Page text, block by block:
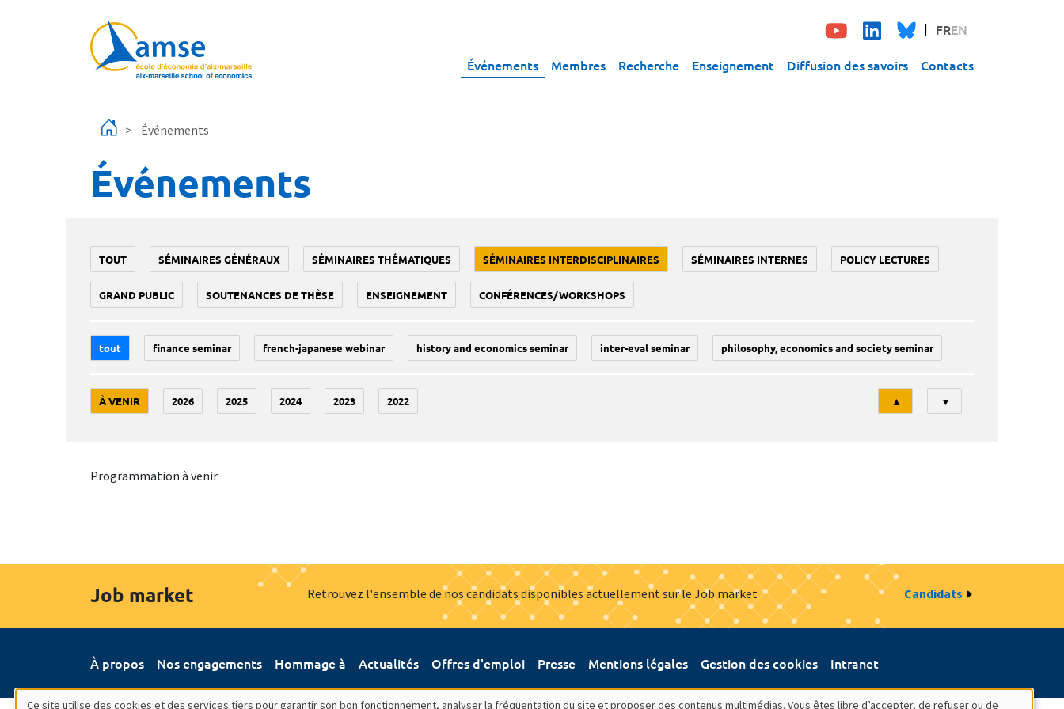
FREN
Événements Membres Recherche Enseignement Diffusion des savoirs Contacts
Événements
Événements
TOUT SÉMINAIRES GÉNÉRAUX SÉMINAIRES THÉMATIQUES SÉMINAIRES INTERDISCIPLINAIRES SÉMINAIRES INTERNES POLICY LECTURES
GRAND PUBLIC SOUTENANCES DE THÈSE ENSEIGNEMENT CONFÉRENCES/WORKSHOPS
tout finance seminar french-japanese webinar history and economics seminar inter-eval seminar philosophy, economics and society seminar
À VENIR 2026 2025 2024 2023 2022
Tri
▲ ▼
Programmation à venir
Job market Retrouvez l'ensemble de nos candidats disponibles actuellement sur le Job market Candidats
À propos Nos engagements Hommage à Actualités Offres d'emploi Presse Mentions légales Gestion des cookies Intranet
Ce site utilise des cookies et des services tiers pour garantir son bon fonctionnement, analyser la fréquentation du site et proposer des contenus multimédias. Vous êtes libre d’accepter, de refuser ou de